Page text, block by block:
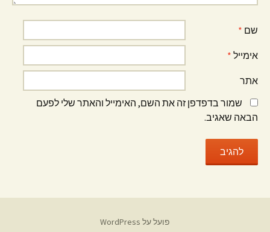
שם *
אימייל *
אתר
שמור בדפדפן זה את השם, האימייל והאתר שלי לפעם
הבאה שאגיב.
פועל על WordPress